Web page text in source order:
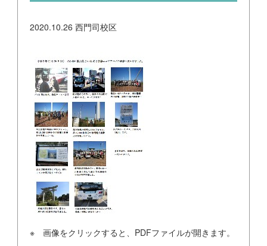
2020.10.26 西門司校区
※ 画像をクリックすると、PDFファイルが開きます。